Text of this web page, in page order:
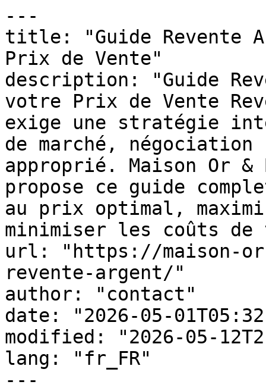
---
title: "Guide Revente
Prix de Vente"
description: "Guide
votre Prix de Vente
exige une stratégie
de marché,
approprié. Maison Or &
propose ce guide
au prix optimal,
minimiser les coûts
url: "https://maison-
revente-argent/"
author: "contact"
date: "2026-05-
modified: "2026-05-
lang: "fr_FR"
---